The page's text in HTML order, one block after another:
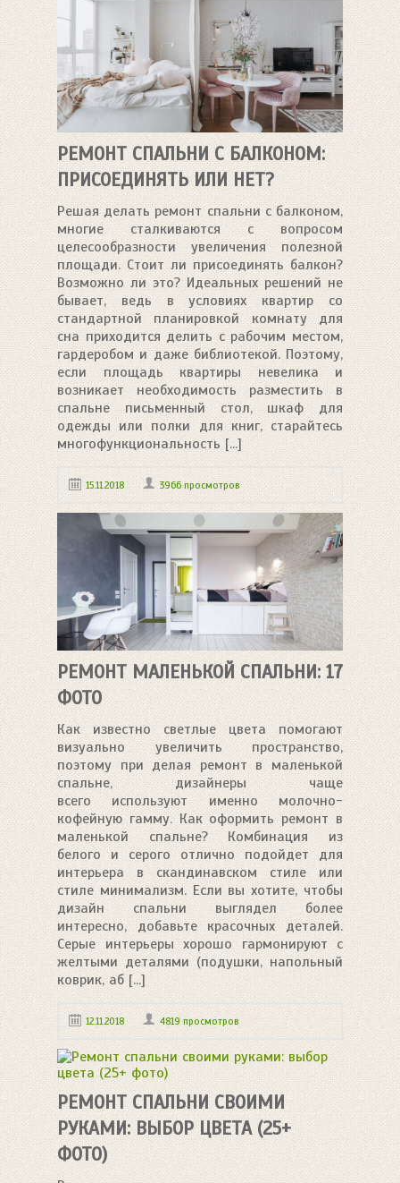
РЕМОНТ СПАЛЬНИ С БАЛКОНОМ:
ПРИСОЕДИНЯТЬ ИЛИ НЕТ?
Решая делать ремонт спальни с балконом,
многие сталкиваются с вопросом
целесообразности увеличения полезной
площади. Стоит ли присоединять балкон?
Возможно ли это? Идеальных решений не
бывает, ведь в условиях квартир со
стандартной планировкой комнату для
сна приходится делить с рабочим местом,
гардеробом и даже библиотекой. Поэтому,
если площадь квартиры невелика и
возникает необходимость разместить в
спальне письменный стол, шкаф для
одежды или полки для книг, старайтесь
многофункциональность [...]
15.11.2018 3966 просмотров
РЕМОНТ МАЛЕНЬКОЙ СПАЛЬНИ: 17
ФОТО
Как известно светлые цвета помогают
визуально увеличить пространство,
поэтому при делая ремонт в маленькой
спальне, дизайнеры чаще
всего используют именно молочно-
кофейную гамму. Как оформить ремонт в
маленькой спальне? Комбинация из
белого и серого отлично подойдет для
интерьера в скандинавском стиле или
стиле минимализм. Если вы хотите, чтобы
дизайн спальни выглядел более
интересно, добавьте красочных деталей.
Серые интерьеры хорошо гармонируют с
желтыми деталями (подушки, напольный
коврик, аб [...]
12.11.2018 4819 просмотров
РЕМОНТ СПАЛЬНИ СВОИМИ
РУКАМИ: ВЫБОР ЦВЕТА (25+
ФОТО)